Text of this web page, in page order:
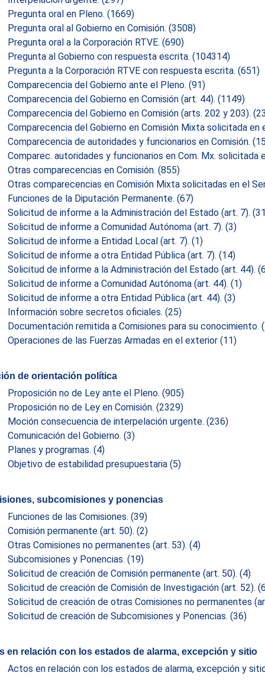
Pregunta oral en Pleno. (1669)
Pregunta oral al Gobierno en Comisión. (3508)
Pregunta oral a la Corporación RTVE. (690)
Pregunta al Gobierno con respuesta escrita. (104314)
Pregunta a la Corporación RTVE con respuesta escrita. (651)
Comparecencia del Gobierno ante el Pleno. (91)
Comparecencia del Gobierno en Comisión (art. 44). (1149)
Comparecencia del Gobierno en Comisión (arts. 202 y 203).
Comparecencia del Gobierno en Comisión Mixta solicitada en
Comparecencia de autoridades y funcionarios en Comisión.
Comparec. autoridades y funcionarios en Com. Mx. solicitada
Otras comparecencias en Comisión. (855)
Otras comparecencias en Comisión Mixta solicitadas en el
Funciones de la Diputación Permanente. (67)
Solicitud de informe a la Administración del Estado (art. 7).
Solicitud de informe a Comunidad Autónoma (art. 7). (3)
Solicitud de informe a Entidad Local (art. 7). (1)
Solicitud de informe a otra Entidad Pública (art. 7). (14)
Solicitud de informe a la Administración del Estado (art. 44).
Solicitud de informe a Comunidad Autónoma (art. 44). (1)
Solicitud de informe a otra Entidad Pública (art. 44). (3)
Información sobre secretos oficiales. (25)
Documentación remitida a Comisiones para su conocimiento.
Operaciones de las Fuerzas Armadas en el exterior (11)
de orientación política
Proposición no de Ley ante el Pleno. (905)
Proposición no de Ley en Comisión. (2329)
Moción consecuencia de interpelación urgente. (236)
Comunicación del Gobierno. (3)
Planes y programas. (4)
Objetivo de estabilidad presupuestaria (5)
subcomisiones y ponencias
Funciones de las Comisiones. (39)
Comisión permanente (art. 50). (2)
Otras Comisiones no permanentes (art. 53). (4)
Subcomisiones y Ponencias. (19)
Solicitud de creación de Comisión permanente (art. 50). (4)
Solicitud de creación de Comisión de Investigación (art. 52).
Solicitud de creación de otras Comisiones no permanentes
Solicitud de creación de Subcomisiones y Ponencias. (36)
en relación con los estados de alarma, excepción y sitio
Actos en relación con los estados de alarma, excepción y